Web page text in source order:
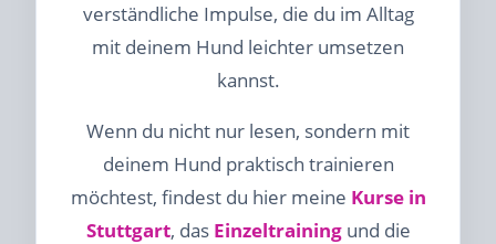
verständliche Impulse, die du im Alltag
mit deinem Hund leichter umsetzen
kannst.
Wenn du nicht nur lesen, sondern mit
deinem Hund praktisch trainieren
möchtest, findest du hier meine Kurse in
Stuttgart, das Einzeltrainingund die